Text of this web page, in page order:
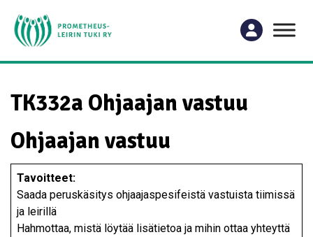
TK332a Ohjaajan vastuu
Ohjaajan vastuu
Tavoitteet:
Saada peruskäsitys ohjaajaspesifeistä vastuista tiimissä
ja leirillä
Hahmottaa, mistä löytää lisätietoa ja mihin ottaa yhteyttä